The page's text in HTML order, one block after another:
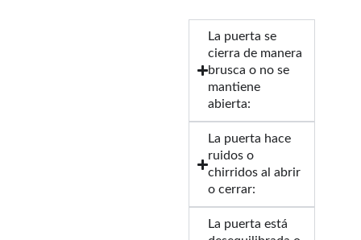
La puerta se
cierra de manera
brusca o no se
mantiene
abierta:
La puerta hace
ruidos o
chirridos al abrir
o cerrar:
La puerta está